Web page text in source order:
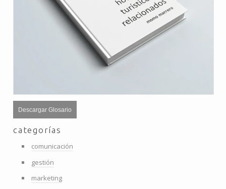
Descargar Glosario
categorías
comunicación
gestión
marketing